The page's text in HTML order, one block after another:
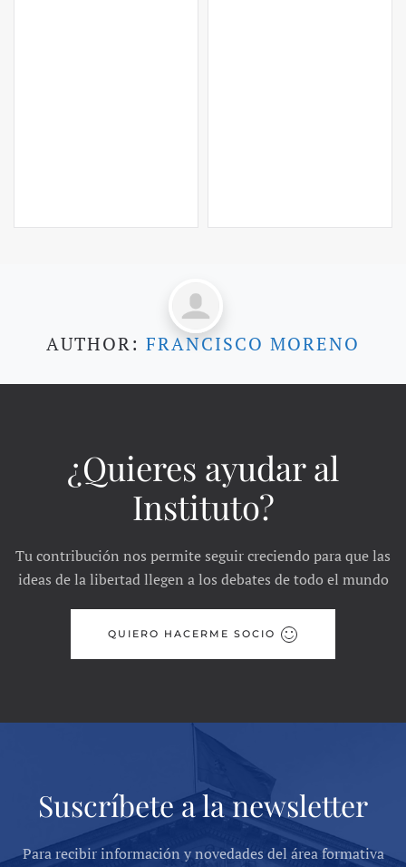
AUTHOR: FRANCISCO MORENO
¿Quieres ayudar al
Instituto?
Tu contribución nos permite seguir creciendo para que las
ideas de la libertad llegen a los debates de todo el mundo
QUIERO HACERME SOCIO
Suscríbete a la newsletter
Para recibir información y novedades del área formativa